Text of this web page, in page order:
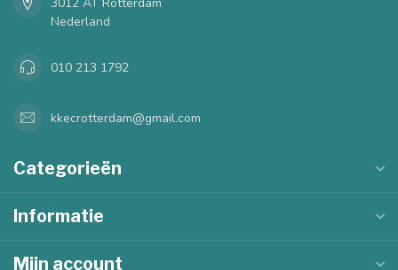
3012 AT Rotterdam
Nederland
010 213 1792
kkecrotterdam@gmail.com
Categorieën
Informatie
Mijn account